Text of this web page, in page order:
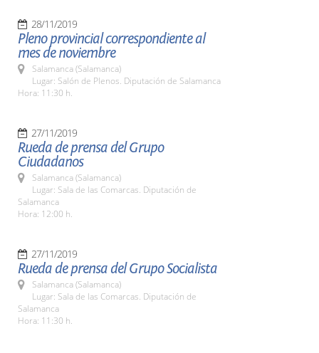
28/11/2019
Pleno provincial correspondiente al
mes de noviembre
Salamanca (Salamanca)
Lugar: Salón de Plenos. Diputación de Salamanca
Hora: 11:30 h.
27/11/2019
Rueda de prensa del Grupo
Ciudadanos
Salamanca (Salamanca)
Lugar: Sala de las Comarcas. Diputación de
Salamanca
Hora: 12:00 h.
27/11/2019
Rueda de prensa del Grupo Socialista
Salamanca (Salamanca)
Lugar: Sala de las Comarcas. Diputación de
Salamanca
Hora: 11:30 h.